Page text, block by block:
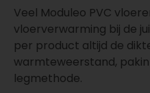
Veel Moduleo PVC
vloerverwarming bij de
per product altijd de
warmteweerstand,
legmethode.